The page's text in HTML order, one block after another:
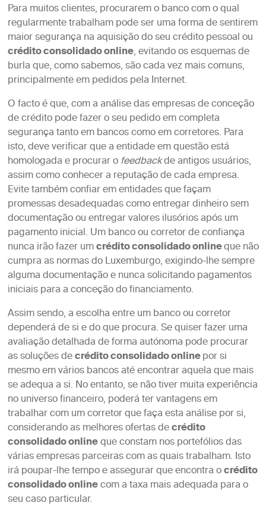
Para muitos clientes, procurarem o banco com o qual
regularmente trabalham pode ser uma forma de sentirem
maior segurança na aquisição do seu crédito pessoal ou
crédito consolidado online, evitando os esquemas de
burla que, como sabemos, são cada vez mais comuns,
principalmente em pedidos pela Internet.
O facto é que, com a análise das empresas de conceção
de crédito pode fazer o seu pedido em completa
segurança tanto em bancos como em corretores. Para
isto, deve verificar que a entidade em questão está
homologada e procurar ofeedbackde antigos usuários,
assim como conhecer a reputação de cada empresa.
Evite também confiar em entidades que façam
promessas desadequadas como entregar dinheiro sem
documentação ou entregar valores ilusórios após um
pagamento inicial. Um banco ou corretor de confiança
nunca irão fazer umcrédito consolidado onlineque não
cumpra as normas do Luxemburgo, exigindo-lhe sempre
alguma documentação e nunca solicitando pagamentos
iniciais para a conceção do financiamento.
Assim sendo, a escolha entre um banco ou corretor
dependerá de si e do que procura. Se quiser fazer uma
avaliação detalhada de forma autónoma pode procurar
as soluções decrédito consolidado onlinepor si
mesmo em vários bancos até encontrar aquela que mais
se adequa a si. No entanto, se não tiver muita experiência
no universo financeiro, poderá ter vantagens em
trabalhar com um corretor que faça esta análise por si,
considerando as melhores ofertas decrédito
consolidado onlineque constam nos portefólios das
várias empresas parceiras com as quais trabalham. Isto
irá poupar-lhe tempo e assegurar que encontra ocrédito
consolidado onlinecom a taxa mais adequada para o
seu caso particular.